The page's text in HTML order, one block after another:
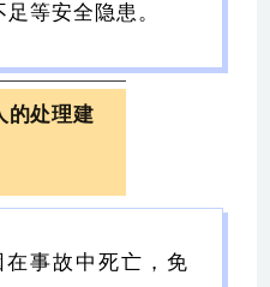
等安全隐患。
的处理建
在事故中死亡，免